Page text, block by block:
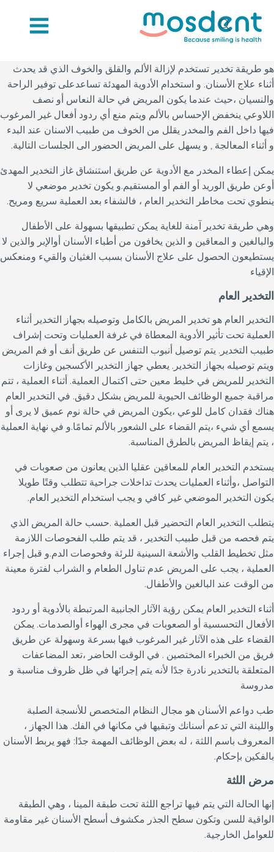
هو طريقة تخدير تستخدم لإزالة الألم والقلق والخوف الذي قد يحدث
أثناء علاج الأسنان. و استخدام الأدوية المهدئة تساعدعلى توفير الراحة
والنسيان ،حيث عندما يكون المريض في حالة النعاس أو نصف
اللاوعي ينخفض الإحساس بالألم ويتم منع أي ردود أفعال غير المرغوب
فيها داخل الفم والمخدر يقلل من الخوف من طبيب الاسنان عند البدء
و أثناء المعالجة , و يسهل على المريض الحضور الى الجلسات التالية.
يمكن إعطاء المخدر مع الأدوية عن طريق استنشاق غاز التخدير المهدئ
أوعن طريق الوريد أو الفم أو المستقيم.و يكون تخدير موضعي لا
ينطوي تحت مخاطر التخدير العام ، فالشفاء بعد العملية سريع ومريح.
وهي طريقة تخدير آمنة للغاية يمكن تطبيقها بسهولة على الأطفال
والبالغين و المعاقين و الذين يخافون من أطباء الأسنان أوالإبر والذين لا
يستطيعون الحصول على علاج الأسنان بسبب الغثيان والقيء ومنعكس
الإقياء
التخدير العام
التخدير العام هو تخدير المريض بالكامل وتوصيله بجهاز التخدير أثناء
العملية تحت تأثير الأدوية المعطاة في غرفة العمليات وتحت إشراف
طبيب التخدير. يتم توصيل أنبوب التنفس عن طريق أنف أو فم المريض
ويتم توصيله بجهاز التخدير. يعطي جهاز التخدير الأكسجين وغازات
التخدير للمريض في خليط معين حتى اكتمال العملية. أثناء العملية ، تتم
مراقبة جميع الوظائف الحيوية للمريض بشكل دقيق. في التخدير العام
هناك فقدان كامل للوعي ،يكون المريض في حالة نوم عميق لا يرى أو
يسمع أي شيء ،يتم القضاء على الشعور بالألم تمامًا.و في نهاية العملية
، يتم إيقاظ المريض بالطرق المناسبة.
يستخدم التخدير العام للمعاقين عقليا الذين يعانون من صعوبات في
التواصل ،وأثناء العمليات يحدث تداخلات جراحية تتطلب وقتًا طويلا
يكون التخدير الموضعي غير كافي و يجب استخدام التخدير العام.
يتطلب التخدير العام التحضير قبل العملية .حسب حالة المريض الذي
يتم فحصه من قبل طبيب التخدير ، قد يتم طلب الفحوصات اللازمة
مثل تخطيط القلب والأشعة السينية للرئة وفحوصات الدم.و قبل إجراء
العملية ، يجب على المريض عدم تناول الطعام و الشراب لفترة معينة
من الوقت عند البالغين والأطفال.
أثناء التخدير العام يمكن رؤية الآثار الجانبية المرتبطة بالأدوية أو ردود
الأفعال التحسسية أو الصعوبات في مجرى الهواء أوالصدمات. يمكن
القضاء على هذه الآثار غير المرغوب فيها بسرعة وسهولة عن طريق
فريق من الخبراء المختصين . في الوقت الحاضر ،تعد المضاعفات
المتعلقة بالتخدير نادرة جدًا لأنه يتم إجرائها في ظل ظروف مناسبة و
مدروسة
طب دواعم الأسنان هو مجال النظام المتخصص للأنسجة الصلبة
واللينة التي تدعم أسنانك وتبقيها في مكانها في الفك. هذا الجهاز ،
المعروف باسم اللثة ، له بعض الوظائف المهمة جدًا: فهو يربط الأسنان
بالفكين بإحكام.
مرض اللثة
إنها الحالة التي يتم فيها تراجع اللثة تحت طبقة المينا ، وهي الطبقة
الواقية للسن وتكون سطح الجذر مكشوف أسطح الأسنان غير مقاومة
للعوامل الخارجية.